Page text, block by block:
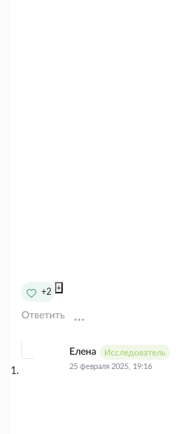
+2 +
Ответить
Елена Исследователь
25 февраля 2025, 19:16